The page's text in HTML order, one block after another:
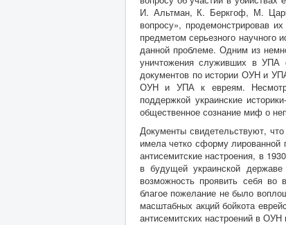
И. Альтман, К. Беркгоф, М.
вопросу», продемонстрировав
предметом серьезного научного
данной проблеме. Одним из
уничтожения служивших в УПА
документов по истории ОУН и
ОУН и УПА к евреям.
поддержкой украинские
общественное сознание миф о
Документы свидетельствуют,
имела четко сформу
антисемитские настроения, в
в будущей украинской
возможность проявить себя во
благое пожелание не было
масштабных акций бойкота
антисемитских настроений в